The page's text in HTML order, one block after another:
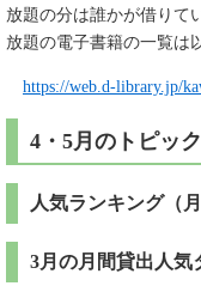
放題の分は誰かが借りて
放題の電子書籍の一覧は
https://web.d-library.jp/
4・5月のトピッ
人気ランキング（月
3月の月間貸出人気